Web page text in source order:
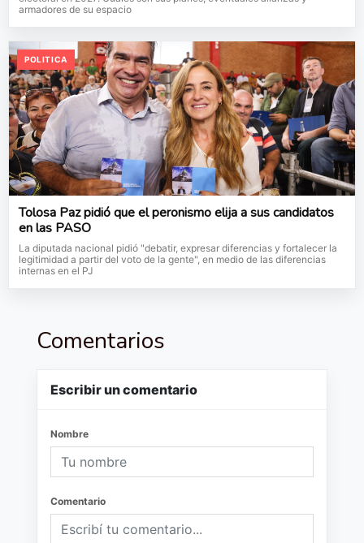
armadores de su espacio
POLITICA
Tolosa Paz pidió que el peronismo elija a sus candidatos
en las PASO
La diputada nacional pidió "debatir, expresar diferencias y fortalecer la
legitimidad a partir del voto de la gente", en medio de las diferencias
internas en el PJ
Comentarios
Escribir un comentario
Nombre
Comentario